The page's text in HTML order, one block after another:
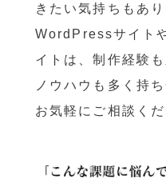
きたい気持ちもあり
WordPressサイト
イトは、制作経験
ノウハウも多く持
お気軽にご相談くだ